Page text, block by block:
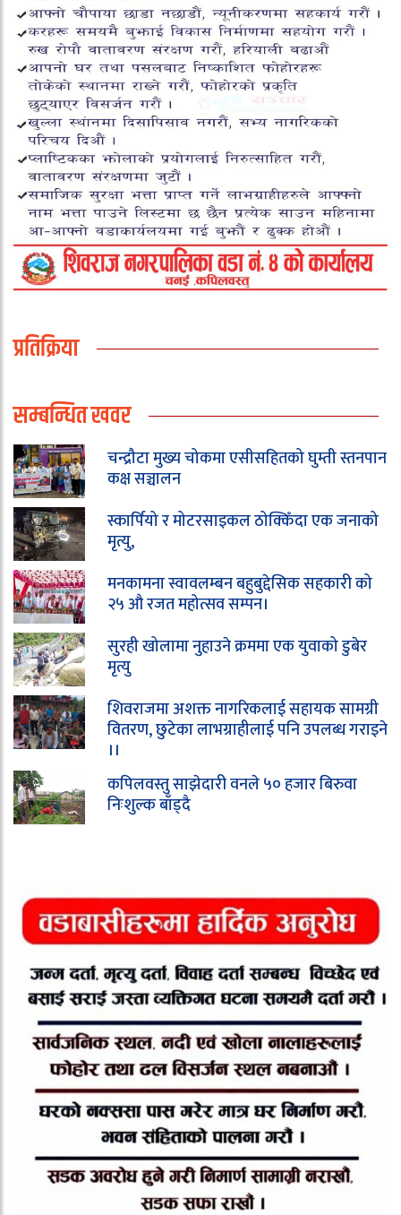
प्रतिक्रिया
सम्बन्धित खवर
चन्द्रौटा मुख्य चोकमा एसीसहितको घुम्ती स्तनपान
कक्ष सञ्चालन
स्कार्पियो र मोटरसाइकल ठोक्किँदा एक जनाको
मृत्यु,
मनकामना स्वावलम्बन बहुबुद्देसिक सहकारी को
२५ औ रजत महोत्सव सम्पन।
सुरही खोलामा नुहाउने क्रममा एक युवाको डुबेर
मृत्यु
शिवराजमा अशक्त नागरिकलाई सहायक सामग्री
वितरण, छुटेका लाभग्राहीलाई पनि उपलब्ध गराइने
।।
कपिलवस्तु साझेदारी वनले ५० हजार बिरुवा
निःशुल्क बाँड्दै